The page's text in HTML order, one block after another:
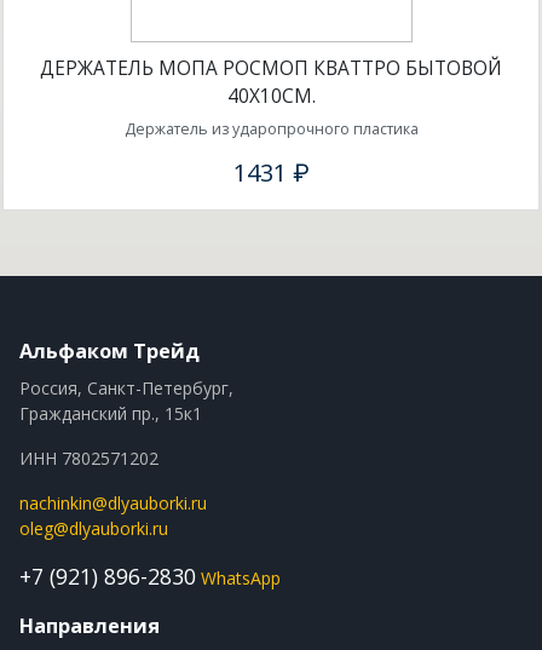
ДЕРЖАТЕЛЬ МОПА РОСМОП КВАТТРО БЫТОВОЙ
40Х10СМ.
Держатель из ударопрочного пластика
1431 ₽
Альфаком Трейд
Россия, Санкт-Петербург,
Гражданский пр., 15к1
ИНН 7802571202
nachinkin@dlyauborki.ru
oleg@dlyauborki.ru
+7 (921) 896-2830 WhatsApp
Направления